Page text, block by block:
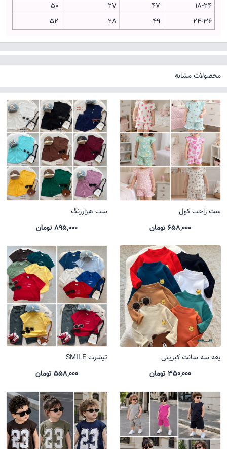
18-24
47
27
50
24-36
49
28
52
محصولات مشابه
ست راحت کول
658,000 تومان
ست هزاررنگ
895,000 تومان
یقه سه سانت کبریتی
350,000 تومان
تیشرت SMILE
558,000 تومان